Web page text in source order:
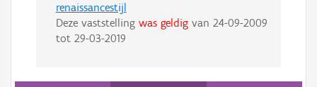
renaissancestijl
Deze vaststelling was geldigvan 24-09-2009
tot 29-03-2019